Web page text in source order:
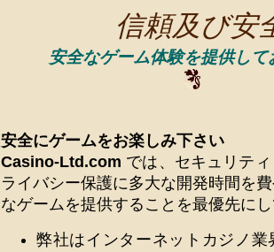
信頼及び安
安全なゲーム体験を提供して
安全にゲームをお楽しみ下さい
Casino-Ltd.com では、セキュリテ
ライバシー保護に多大な開発時間を
なゲームを提供することを最優先に
弊社はインターネットカジノ業